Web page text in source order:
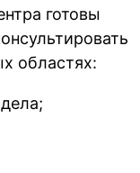
готовы
областях: